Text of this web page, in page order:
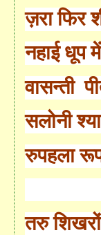
ज़रा फिर
नहाई धूप
वासन्ती
सलोनी
रुपहला
तरु